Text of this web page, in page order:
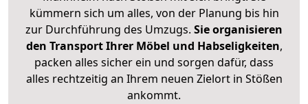
kümmern sich um alles, von der Planung bis hin
zur Durchführung des Umzugs. Sie organisieren
den Transport Ihrer Möbel und Habseligkeiten,
packen alles sicher ein und sorgen dafür, dass
alles rechtzeitig an Ihrem neuen Zielort in Stößen
ankommt.